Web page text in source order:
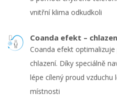
vnitřní klima odkudkoli
Coanda efekt –
Coanda efekt
chlazení. Díky speciálně
lépe cílený proud vzduchu
místnosti